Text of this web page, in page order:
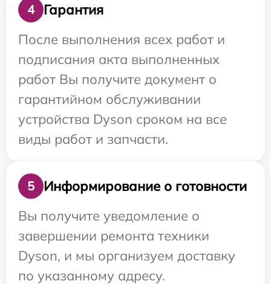
4
Гарантия
После выполнения всех работ и
подписания акта выполненных
работ Вы получите документ о
гарантийном обслуживании
устройства Dyson сроком на все
виды работ и запчасти.
5
Информирование о готовности
Вы получите уведомление о
завершении ремонта техники
Dyson, и мы организуем доставку
по указанному адресу.